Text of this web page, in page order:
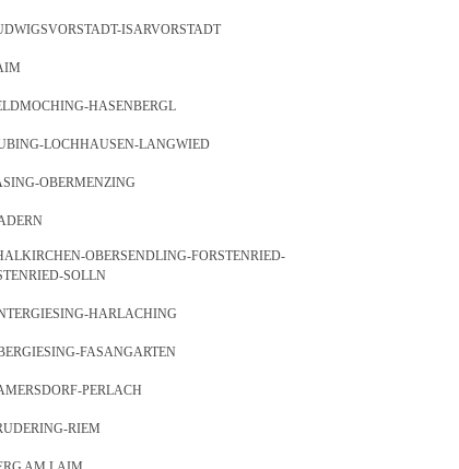
ISARVORSTADT
HASENBERGL
LOCHHAUSEN-LANGWIED
OBERMENZING
OBERSENDLING-FORSTENRIED-
SOLLN
HARLACHING
FASANGARTEN
PERLACH
RIEM